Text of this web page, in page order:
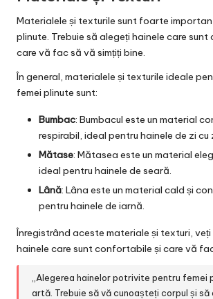
Materialele și texturile sunt foarte
plinute. Trebuie să alegeți hainele care
care vă fac să vă simțiți bine.
În general, materialele și texturile ideale
femei plinute sunt:
Bumbac: Bumbacul este un material
respirabil, ideal pentru hainele de zi cu
Mătase: Mătasea este un material
ideal pentru hainele de seară.
Lână: Lâna este un material cald și
pentru hainele de iarnă.
Înregistrând aceste materiale și texturi,
hainele care sunt confortabile și care vă
„Alegerea hainelor potrivite pentru femei
artă. Trebuie să vă cunoașteți corpul și să